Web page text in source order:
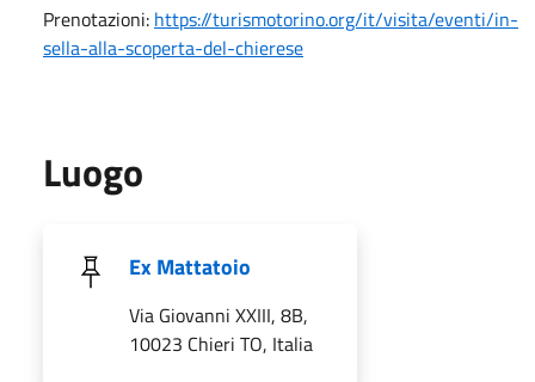
Prenotazioni: https://turismotorino.org/it/visita/eventi/in-
sella-alla-scoperta-del-chierese
Luogo
Ex Mattatoio
Via Giovanni XXIII, 8B,
10023 Chieri TO, Italia